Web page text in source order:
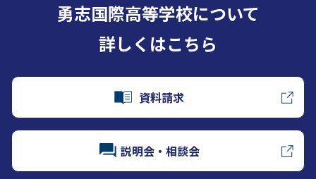
勇志国際高等学校について
詳しくはこちら
資料請求
説明会・相談会